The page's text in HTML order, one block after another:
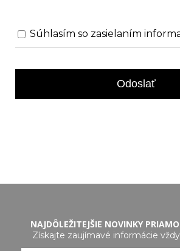
Súhlasím so zasielaním
Odoslať
NAJDÔLEŽITEJŠIE NOVINKY
Získajte zaujímavé informácie